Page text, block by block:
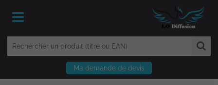
Ma demande de devis